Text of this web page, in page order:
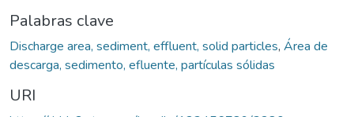
Palabras clave
Discharge area, sediment, effluent, solid particles, Área de
descarga, sedimento, efluente, partículas sólidas
URI